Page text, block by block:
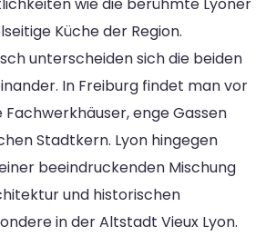
Küche der Region.
unterscheiden sich die beiden
In Freiburg findet man vor
enge Gassen
Stadtkern. Lyon hingegen
beeindruckenden Mischung
und historischen
in der Altstadt Vieux Lyon.